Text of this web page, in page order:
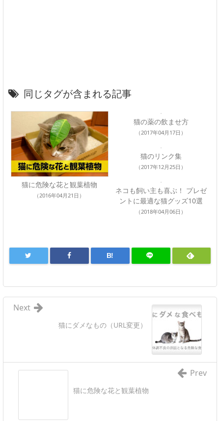
同じタグが含まれる記事
猫に危険な花と観葉植物
（2016年04月21日）
猫の薬の飲ませ方
（2017年04月17日）
猫のリンク集
（2017年12月25日）
ネコも飼い主も喜ぶ！ プレゼ
ントに最適な猫グッズ10選
（2018年04月06日）
B!
猫にダメなもの（URL変更）
Next
猫に危険な花と観葉植物
Prev